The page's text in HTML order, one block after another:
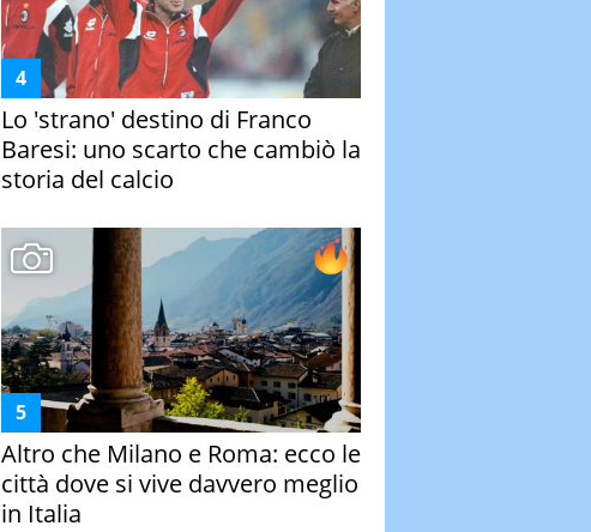
Lo 'strano' destino di Franco
Baresi: uno scarto che cambiò la
storia del calcio
Altro che Milano e Roma: ecco le
città dove si vive davvero meglio
in Italia